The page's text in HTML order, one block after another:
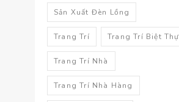
Sản Xuất Đèn Lồng
Trang Trí Trang Trí Biệt Thự
Trang Trí Nhà
Trang Trí Nhà Hàng